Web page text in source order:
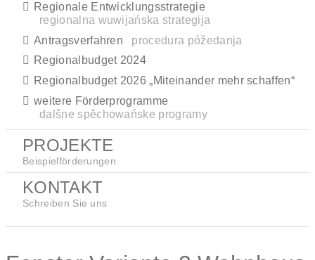
Regionale Entwicklungsstrategie
regionalna wuwijańska strategija
Antragsverfahren
procedura póžedanja
Regionalbudget 2024
Regionalbudget 2026 „Miteinander mehr schaffen“
weitere Förderprogramme
dalšne spěchowańske programy
PROJEKTE
Beispielförderungen
KONTAKT
Schreiben Sie uns